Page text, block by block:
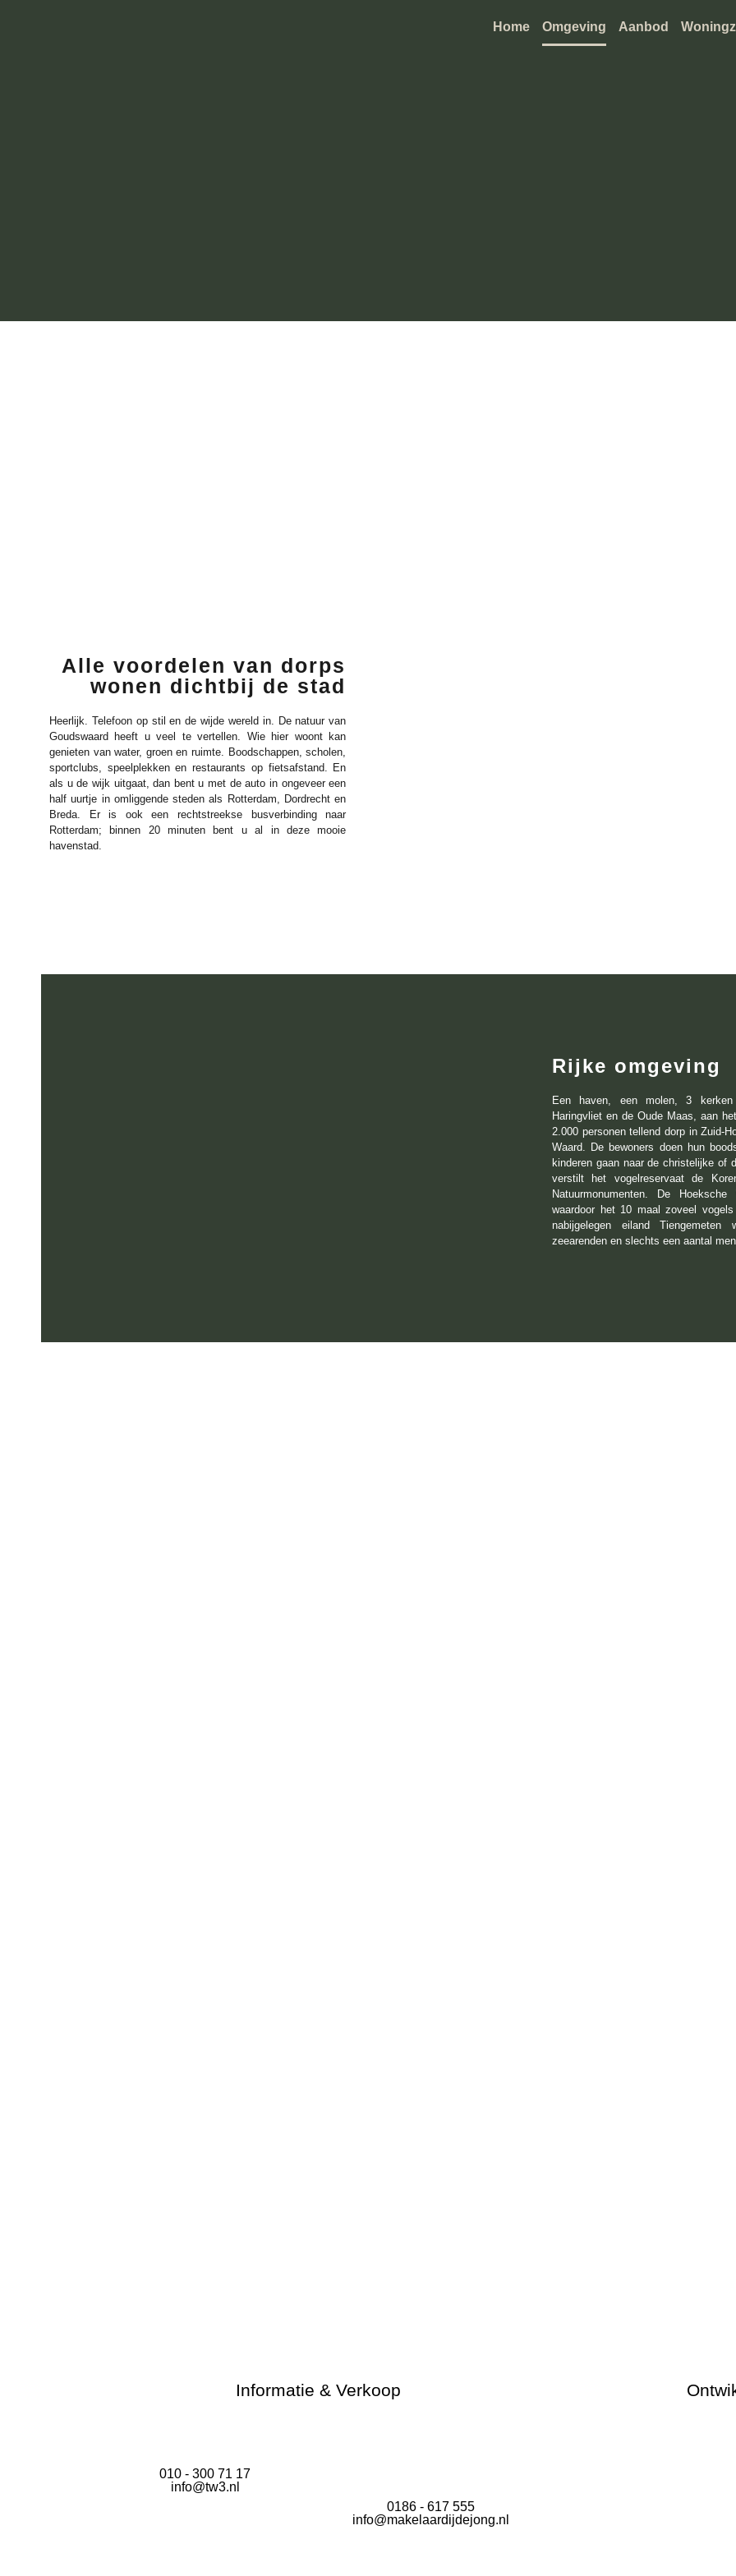
Home Omgeving Aanbod
Alle voordelen van dorps
wonen dichtbij de stad
Heerlijk. Telefoon op stil en de wijde wereld in. De natuur van
Goudswaard heeft u veel te vertellen. Wie hier woont kan
genieten van water, groen en ruimte. Boodschappen, scholen,
sportclubs, speelplekken en restaurants op fietsafstand. En
als u de wijk uitgaat, dan bent u met de auto in ongeveer een
half uurtje in omliggende steden als Rotterdam, Dordrecht en
Breda. Er is ook een rechtstreekse busverbinding naar
Rotterdam; binnen 20 minuten bent u al in deze mooie
havenstad.
Rijke omgeving
Een haven, een molen, 3
Haringvliet en de Oude Maas, aan
2.000 personen tellend dorp in Zuid-
Waard. De bewoners doen hun
kinderen gaan naar de christelijke of
verstilt het vogelreservaat de
Natuurmonumenten. De
waardoor het 10 maal zoveel
nabijgelegen eiland
zeearenden en slechts een aantal
Informatie & Verkoop
010 - 300 71 17
info@tw3.nl
0186 - 617 555
info@makelaardijdejong.nl